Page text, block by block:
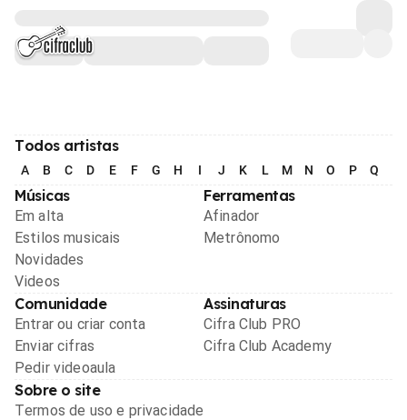
Todos artistas
A B C D E F G H I J K L M N O P Q
Músicas
Em alta
Estilos musicais
Novidades
Videos
Ferramentas
Afinador
Metrônomo
Comunidade
Entrar ou criar conta
Enviar cifras
Pedir videoaula
Assinaturas
Cifra Club PRO
Cifra Club Academy
Sobre o site
Termos de uso e privacidade